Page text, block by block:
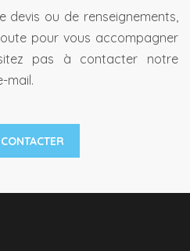
devis ou de renseignements,
pour vous accompagner
pas à contacter notre
mail.